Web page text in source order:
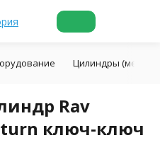
Цилиндры
Rav
ключ-ключ